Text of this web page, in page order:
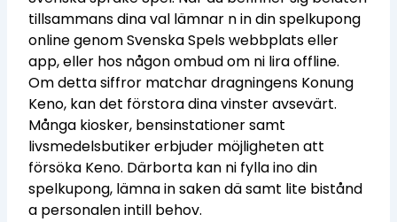
tillsammans dina val lämnar n in din spelkupong
online genom Svenska Spels webbplats eller
app, eller hos någon ombud om ni lira offline.
Om detta siffror matchar dragningens Konung
Keno, kan det förstora dina vinster avsevärt.
Många kiosker, bensinstationer samt
livsmedelsbutiker erbjuder möjligheten att
försöka Keno. Därborta kan ni fylla ino din
spelkupong, lämna in saken dä samt lite bistånd
a personalen intill behov.